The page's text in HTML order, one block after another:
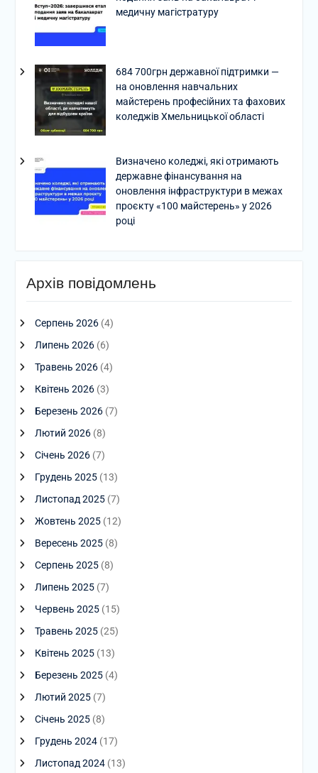
медичну магістратуру
684 700грн державної підтримки —
на оновлення навчальних
майстерень професійних та фахових
коледжів Хмельницької області
Визначено коледжі, які отримають
державне фінансування на
оновлення інфраструктури в межах
проєкту «100 майстерень» у 2026
році
Архів повідомлень
Серпень 2026(4)
Липень 2026(6)
Травень 2026(4)
Квітень 2026(3)
Березень 2026(7)
Лютий 2026(8)
Січень 2026(7)
Грудень 2025(13)
Листопад 2025(7)
Жовтень 2025(12)
Вересень 2025(8)
Серпень 2025(8)
Липень 2025(7)
Червень 2025(15)
Травень 2025(25)
Квітень 2025(13)
Березень 2025(4)
Лютий 2025(7)
Січень 2025(8)
Грудень 2024(17)
Листопад 2024(13)